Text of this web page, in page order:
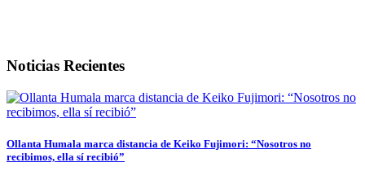
Noticias Recientes
Ollanta Humala marca distancia de Keiko Fujimori: “Nosotros no
recibimos, ella sí recibió”